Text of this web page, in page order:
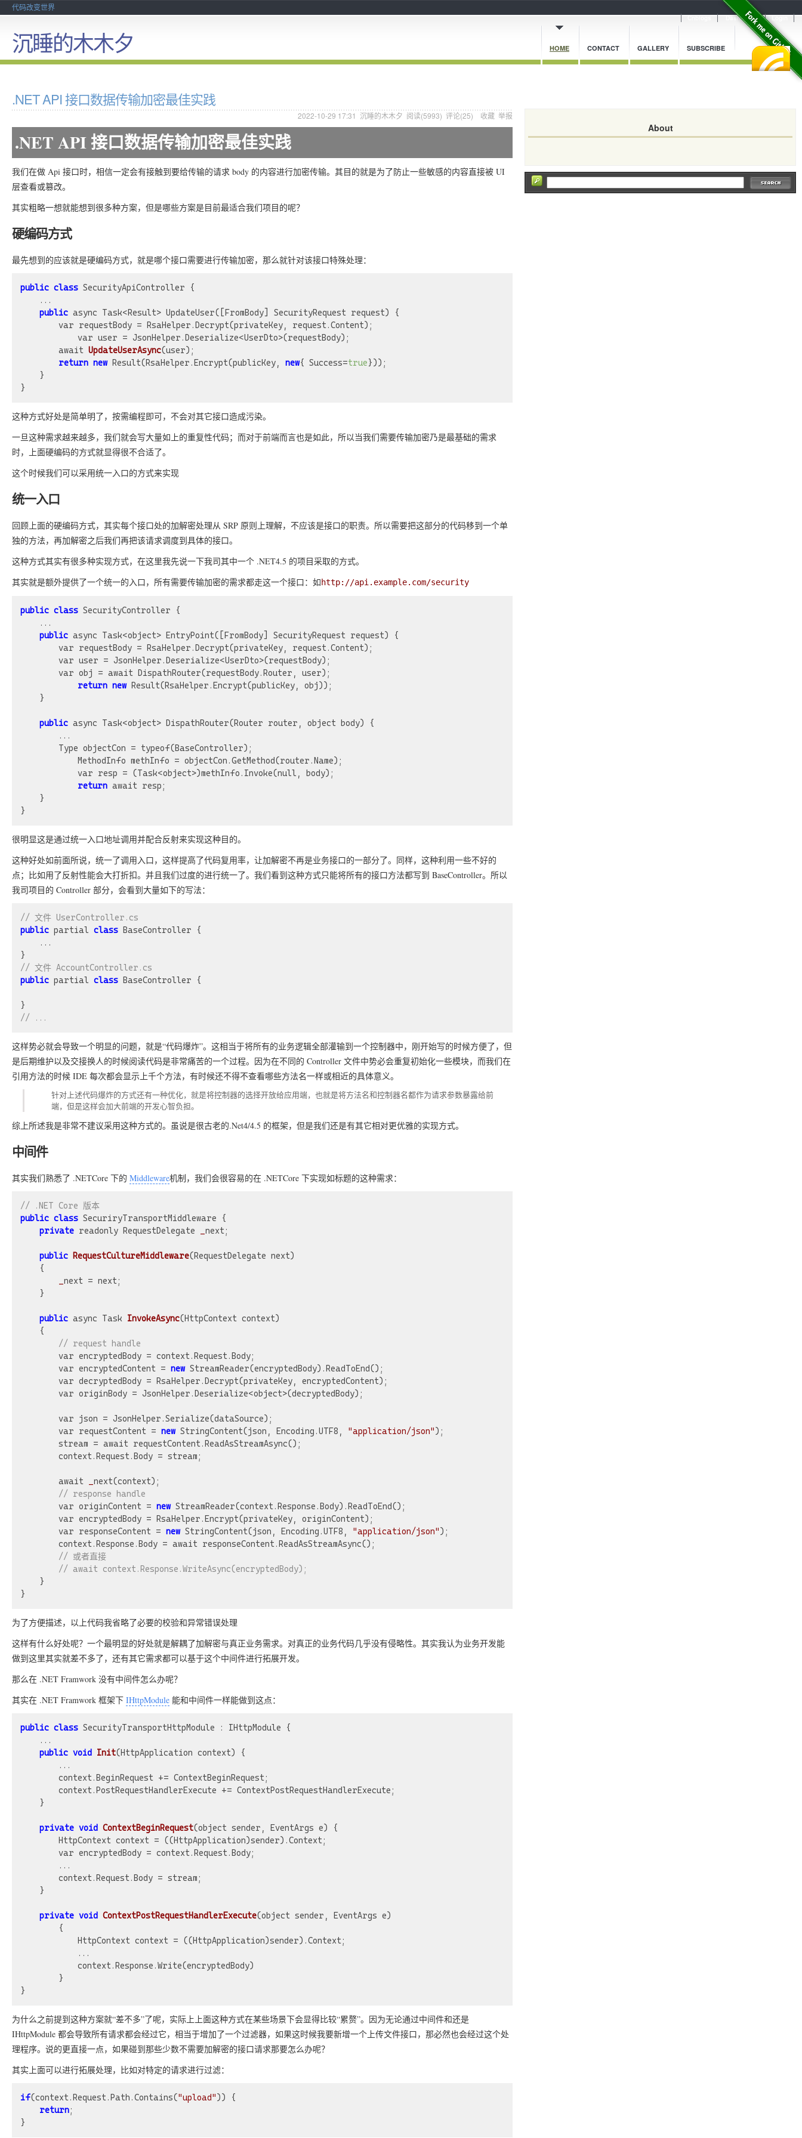
代码改变世界
Dashboard
HOME CONTACT GALLERY SUBSCRIBE
沉睡的木木夕
.NET API 接口数据传输加密最佳实践
2022-10-29 17:31 沉睡的木木夕 阅读(5993) 评论(25) 收藏 举报
.NET API 接口数据传输加密最佳实践
我们在做 Api 接口时，相信一定会有接触到要给传输的请求 body 的内容进行加密传输。其目的就是为了防止一些敏感的内容直接被 UI
层查看或篡改。
其实粗略一想就能想到很多种方案，但是哪些方案是目前最适合我们项目的呢？
硬编码方式
最先想到的应该就是硬编码方式，就是哪个接口需要进行传输加密，那么就针对该接口特殊处理：
public class SecurityApiController {
public async Task<Result> UpdateUser([FromBody] SecurityRequest request) {
            var user = JsonHelper.Deserialize<UserDto>(requestBody);
await UpdateUserAsync(user) ;
return new Result(RsaHelper.Encrypt(publicKey, new{ Success=true}));
这种方式好处是简单明了，按需编程即可，不会对其它接口造成污染。
一旦这种需求越来越多，我们就会写大量如上的重复性代码；而对于前端而言也是如此，所以当我们需要传输加密乃是最基础的需求
时，上面硬编码的方式就显得很不合适了。
这个时候我们可以采用统一入口的方式来实现
统一入口
回顾上面的硬编码方式，其实每个接口处的加解密处理从 SRP 原则上理解，不应该是接口的职责。所以需要把这部分的代码移到一个单
独的方法，再加解密之后我们再把该请求调度到具体的接口。
这种方式其实有很多种实现方式，在这里我先说一下我司其中一个 .NET4.5 的项目采取的方式。
其实就是额外提供了一个统一的入口，所有需要传输加密的需求都走这一个接口：如http://api.example.com/security
public class SecurityController {
public async Task<object> EntryPoint([FromBody] SecurityRequest request) {
return new Result(RsaHelper.Encrypt(publicKey, obj));
public async Task<object> DispathRouter(Router router, object body) {
            MethodInfo methInfo = objectCon.GetMethod(router.Name);
            var resp = (Task<object>)methInfo.Invoke(null, body);
return await resp;
很明显这是通过统一入口地址调用并配合反射来实现这种目的。
这种好处如前面所说，统一了调用入口，这样提高了代码复用率，让加解密不再是业务接口的一部分了。同样，这种利用一些不好的
点；比如用了反射性能会大打折扣。并且我们过度的进行统一了。我们看到这种方式只能将所有的接口方法都写到 BaseController。所以
我司项目的 Controller 部分，会看到大量如下的写法：
// 文件 UserController.cs
public partial class BaseController {
// 文件 AccountController.cs
public partial class BaseController {
// ...
这样势必就会导致一个明显的问题，就是“代码爆炸”。这相当于将所有的业务逻辑全部灌输到一个控制器中，刚开始写的时候方便了，但
是后期维护以及交接换人的时候阅读代码是非常痛苦的一个过程。因为在不同的 Controller 文件中势必会重复初始化一些模块，而我们在
引用方法的时候 IDE 每次都会显示上千个方法，有时候还不得不查看哪些方法名一样或相近的具体意义。
针对上述代码爆炸的方式还有一种优化，就是将控制器的选择开放给应用端，也就是将方法名和控制器名都作为请求参数暴露给前
端，但是这样会加大前端的开发心智负担。
综上所述我是非常不建议采用这种方式的。虽说是很古老的.Net4/4.5 的框架，但是我们还是有其它相对更优雅的实现方式。
中间件
其实我们熟悉了 .NETCore 下的 Middleware机制，我们会很容易的在 .NETCore 下实现如标题的这种需求：
// .NET Core 版本
public class SecuriryTransportMiddleware {
private readonly RequestDelegate next;
public RequestCultureMiddleware(RequestDelegate next)
{
next = next;
    }
public async Task InvokeAsync(HttpContext context)
{
// request handle
        var encryptedBody = context.Request.Body;
        var encryptedContent =
new StreamReader(encryptedBody).ReadToEnd();
        var decryptedBody = RsaHelper.Decrypt(privateKey, encryptedContent);
        var originBody = JsonHelper.Deserialize<object>(decryptedBody);
        var json = JsonHelper.Serialize(dataSource);
        var requestContent =
new StringContent(json, Encoding.UTF8, "application/json");
        stream = await requestContent.ReadAsStreamAsync();
        context.Request.Body = stream;
        await
next(context);
// response handle
        var originContent =
new StreamReader(context.Response.Body).ReadToEnd();
        var encryptedBody = RsaHelper.Encrypt(privateKey, originContent);
        var responseContent =
new StringContent(json, Encoding.UTF8, "application/json");
        context.Response.Body = await responseContent.ReadAsStreamAsync();
// 或者直接
// await context.Response.WriteAsync(encryptedBody);
    }
为了方便描述，以上代码我省略了必要的校验和异常错误处理
这样有什么好处呢？一个最明显的好处就是解耦了加解密与真正业务需求。对真正的业务代码几乎没有侵略性。其实我认为业务开发能
做到这里其实就差不多了，还有其它需求都可以基于这个中间件进行拓展开发。
那么在 .NET Framwork 没有中间件怎么办呢？
其实在 .NET Framwork 框架下 IHttpModule 能和中间件一样能做到这点：
public class SecurityTransportHttpModule : IHttpModule {
public void Init(HttpApplication context)
{
private void ContextBeginRequest(object sender, EventArgs e)
{
private void ContextPostRequestHandlerExecute(object sender, EventArgs e)
{
            HttpContext context = ((HttpApplication)sender).Context;
            ...
            context.Response.Write(encryptedBody)
        }
为什么之前提到这种方案就“差不多”了呢，实际上上面这种方式在某些场景下会显得比较“累赘”。因为无论通过中间件和还是
IHttpModule 都会导致所有请求都会经过它，相当于增加了一个过滤器，如果这时候我要新增一个上传文件接口，那必然也会经过这个处
理程序。说的更直接一点，如果碰到那些少数不需要加解密的接口请求那要怎么办呢？
其实上面可以进行拓展处理，比如对特定的请求进行过滤：
if(context.Request.Path.Contains("upload")) {
return;
About